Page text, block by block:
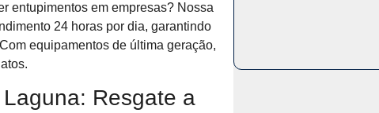
entupimentos em empresas? Nossa
24 horas por dia, garantindo
equipamentos de última geração,
Resgate a